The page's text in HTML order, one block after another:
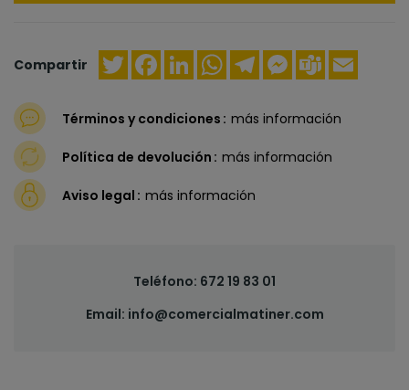
Compartir TwitterFacebook
LinkedInWhatsApp
TelegramMessenger
Teams
Términos y condiciones más información
Política de devolución más información
Aviso legal más información
Teléfono: 672 19 83 01
Email: info@comercialmatiner.com